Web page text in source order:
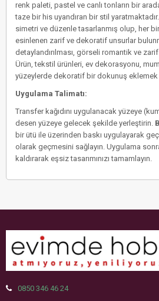
renk paleti, pastel ve canlı tonların bir
taze bir his uyandıran bir stil
simetri ve düzenle tasarlanmış olup, her
esinlenen zarif ve dekoratif unsurlar
detaylandırılması, görseli romantik ve
Ürün, tekstil ürünleri, ev dekorasyonu,
yüzeylerde dekoratif bir dokunuş
Uygulama Talimatı:
Transfer kağıdını uygulanacak yüzeye
desen yüzeye gelecek şekilde yerleştirin.
bir ütü ile üzerinden baskı uygulayarak
olarak geçmesini sağlayın. Uygulama
kaldırarak eşsiz tasarımınızı tamamlayın.
0850 346 46 24